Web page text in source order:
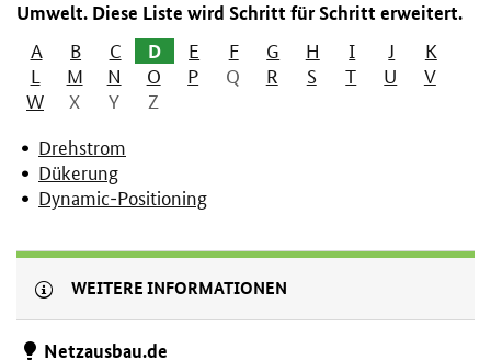
Umwelt. Diese Liste wird Schritt für Schritt erweitert.
A
B C D E F G H I J
K
L
M N O P Q R S T U
V
W
X Y Z
Drehstrom
Dükerung
Dynamic-Positioning
WEITERE INFORMATIONEN
Netzausbau.de